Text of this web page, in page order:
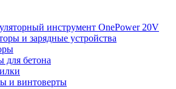
инструмент OnePower 20V
и зарядные устройства
для бетона
и винтоверты